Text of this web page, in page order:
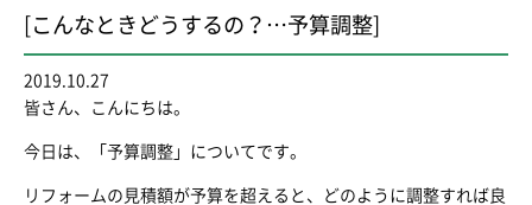
[こんなときどうするの？…予算調整]
2019.10.27
皆さん、こんにちは。
今日は、「予算調整」についてです。
リフォームの見積額が予算を超えると、どのように調整すれば良